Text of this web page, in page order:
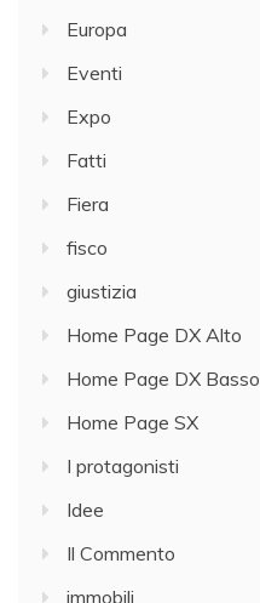
Europa
Eventi
Expo
Fatti
Fiera
fisco
giustizia
Home Page DX Alto
Home Page DX Basso
Home Page SX
I protagonisti
Idee
Il Commento
immobili